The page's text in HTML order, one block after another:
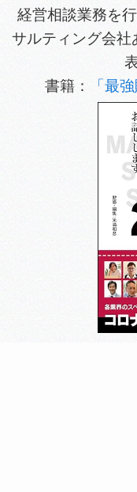
経営相談業務を
サルティング会
書籍：
「最